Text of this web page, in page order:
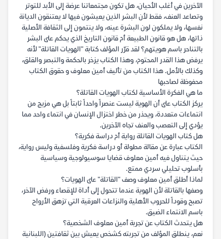
الآخرين في أغلب الأحيان، هل تكون مجتمعاتنا عرضة إلى الأبد للتوتر
وتصاعد العنف، فقط لأن البشر الذين يعيشون فيها لا يعتنقون الديانة
نفسها، ولا يملكون لون البشرة عينه، ولا ينتمون إلى الثقافة الأصلية
ذاتها، هل هو قانون الطبيعة أم قانون التاريخ الذي يحكم على البشر
بالتناحر باسم هويتهم؟ لقد قرّر المؤلف كتابة "الهويات القاتلة" لأنه
يرفض هذا القدر المحتوم، وهذا الكتاب يزخر بالحكمة والتبصر والقلق،
وكذلك بالأمل. هذا الكتاب من تأليف أمين معلوف و حقوق الكتاب
محفوظة لصاحبها
ما هي الفكرة الأساسية لكتاب الهويات القاتلة؟
يركز الكتاب على أن الهوية ليست عنصراً واحداً ثابتاً بل هي مزيج من
انتماءات متعددة، ويحذر من خطر اختزال الإنسان في انتماء واحد مما
يؤدي إلى التعصب والعنف تجاه الآخرين.
هل كتاب الهويات القاتلة رواية أم دراسة فكرية؟
الكتاب عبارة عن مقالة مطولة أو دراسة فكرية وفلسفية وليس رواية،
حيث يتناول فيه أمين معلوف قضايا سوسيولوجية وسياسية
بأسلوب تحليلي سردي ممتع.
لماذا أطلق أمين معلوف وصف "القاتلة" على الهويات؟
وصفها بالقاتلة لأن الهوية عندما تتحول إلى أداة للإقصاء ورفض الآخر،
تصبح وقوداً للحروب الأهلية والنزاعات العرقية التي تزهق الأرواح
باسم الانتماء الضيق.
هل يتحدث الكتاب عن تجربة أمين معلوف الشخصية؟
نعم، ينطلق المؤلف من تجربته كشخص يعيش بين ثقافتين (اللبنانية